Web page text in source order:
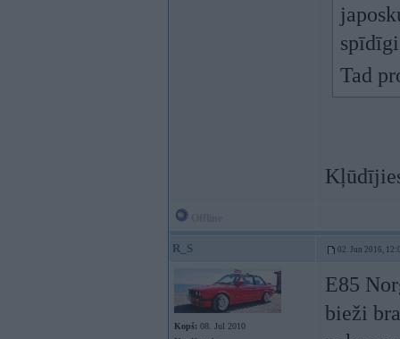
Tad
R_S 02. Jun 2016,
Kopš: 08. Jul 2010
E85
bieži